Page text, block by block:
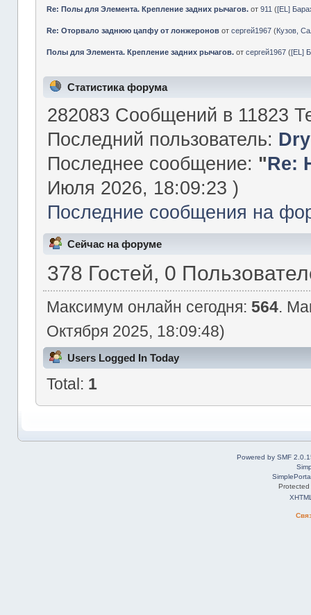
Re: Полы для Элемента. Крепление задних рычагов. от911 ([EL]
Re: Оторвало заднюю цапфу от лонжеронов отсергей1967 (Кузов,
Полы для Элемента. Крепление задних рычагов. отсергей1967 ([EL]
Статистика форума
282083 Сообщений в 11823
Последний пользователь: Dry
Последнее сообщение: "Re:
Июля 2026, 18:09:23 )
Последние сообщения на
Сейчас на форуме
378 Гостей, 0
Максимум онлайн сегодня: 564.
Октября 2025, 18:09:48)
Users Logged In Today
Total: 1
Powered by SMF